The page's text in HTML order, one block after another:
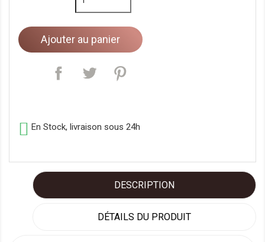
Ajouter au panier
 En Stock, livraison sous 24h
DESCRIPTION
DÉTAILS DU PRODUIT